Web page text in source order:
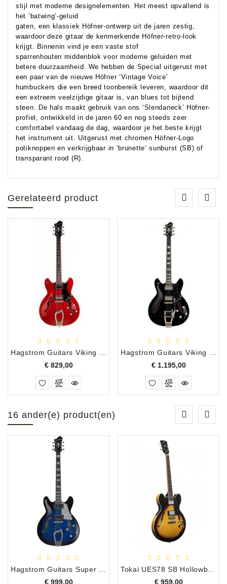
stijl met moderne designelementen. Het meest opvallend is
het ‘batwing’-geluid
gaten, een klassiek Höfner-ontwerp uit de jaren zestig,
waardoor deze gitaar de kenmerkende Höfner-retro-look
krijgt. Binnenin vind je een vaste stof
sparrenhouten middenblok voor moderne geluiden met
betere duurzaamheid. We hebben de Special uitgerust met
een paar van de nieuwe Höfner ‘Vintage Voice’
humbuckers die een breed toonbereik leveren, waardoor dit
een extreem veelzijdige gitaar is, van blues tot bijtend
steen. De hals maakt gebruik van ons ‘Slendaneck’ Höfner-
profiel, ontwikkeld in de jaren 60 en nog steeds zeer
comfortabel vandaag de dag, waardoor je het beste krijgt
het instrument uit. Uitgerust met chromen Höfner-Logo
potiknoppen en verkrijgbaar in ‘brunette’ sunburst (SB) of
transparant rood (R).
Gerelateerd product
€ 829,00Prijs
€ 1.195,00Prijs
16 ander(e) product(en)
€ 999,00Prijs
€ 959,00Prijs